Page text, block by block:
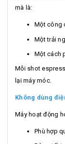
mà là:
Một công
Một trải
Một cách
Mỗi shot
lại máy móc.
Không dùng
Máy hoạt động
Phù hợp